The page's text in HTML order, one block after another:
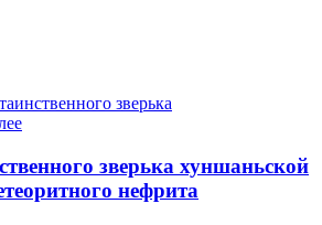
зверька хуншаньской
нефрита